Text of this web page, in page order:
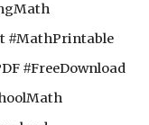
#MathPrintable
#FreeDownload